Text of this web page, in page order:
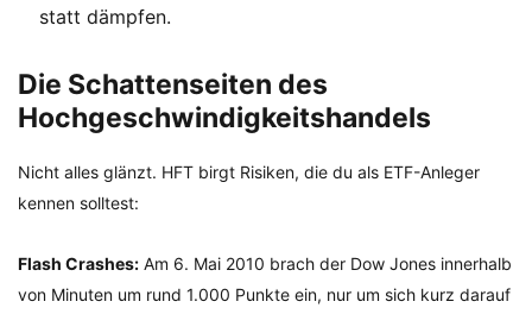
statt dämpfen.
Die Schattenseiten des
Hochgeschwindigkeitshandels
Nicht alles glänzt. HFT birgt Risiken, die du als ETF-Anleger
kennen solltest:
Flash Crashes: Am 6. Mai 2010 brach der Dow Jones innerhalb
von Minuten um rund 1.000 Punkte ein, nur um sich kurz darauf